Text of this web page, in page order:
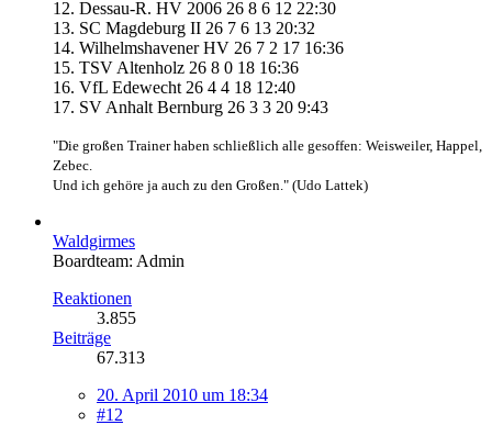
12. Dessau-R. HV 2006 26 8 6 12 22:30
13. SC Magdeburg II 26 7 6 13 20:32
14. Wilhelmshavener HV 26 7 2 17 16:36
15. TSV Altenholz 26 8 0 18 16:36
16. VfL Edewecht 26 4 4 18 12:40
17. SV Anhalt Bernburg 26 3 3 20 9:43
"Die großen Trainer haben schließlich alle gesoffen: Weisweiler, Happel,
Zebec.
Und ich gehöre ja auch zu den Großen." (Udo Lattek)
Waldgirmes
Boardteam: Admin
Reaktionen
3.855
Beiträge
67.313
20. April 2010 um 18:34
#12